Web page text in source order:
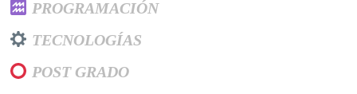
PROGRAMACIÓN
TECNOLOGÍAS
POST GRADO